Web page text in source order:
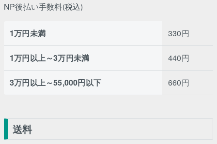
NP後払い手数料(税込)
1万円未満 330円
1万円以上～3万円未満 440円
3万円以上～55,000円以下 660円
送料